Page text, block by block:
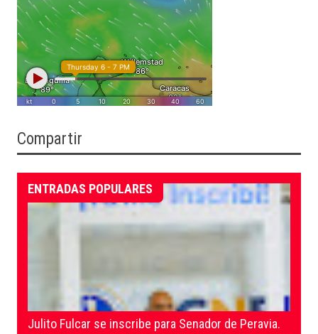
Compartir
ENTRADAS POPULARES
Julito Fulcar se inscribe para Senador de Peravia.